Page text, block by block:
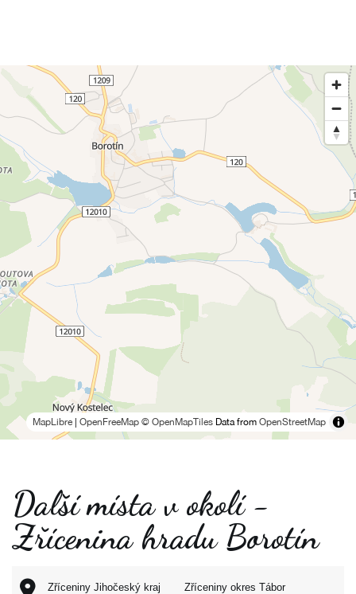
MapLibre OpenFreeMap © OpenMapTiles Data from OpenStreetMap
Další místa v okolí -
Zřícenina hradu Borotín
Zříceniny Jihočeský kraj
Zříceniny okres Tábor